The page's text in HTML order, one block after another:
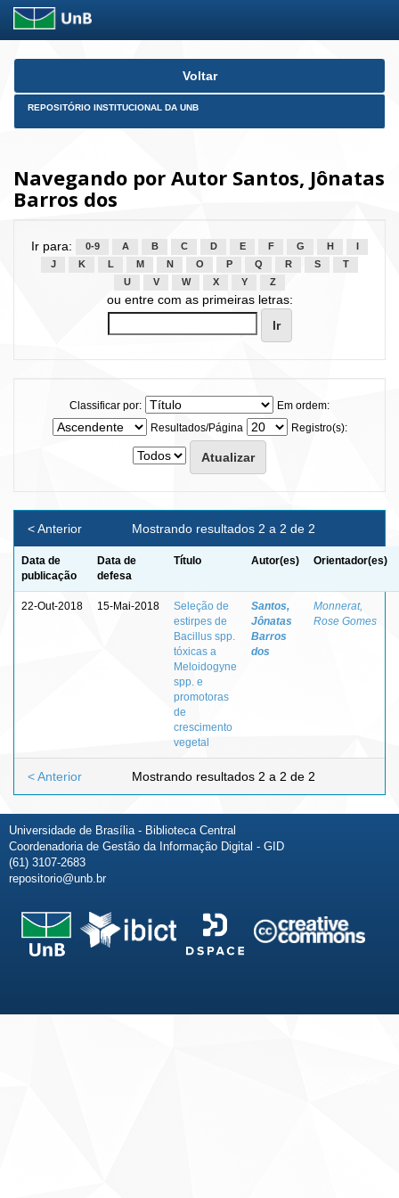
Skip
Voltar
REPOSITÓRIO INSTITUCIONAL DA UNB
Navegando por Autor Santos, Jônatas
Barros dos
Ir para: 0-9 A B C D E F G H
J
K L M N O P Q R S
T
U
V W X Y Z
ou entre com as primeiras letras:
Classificar por:
Em ordem:
Resultados/Página
Registro(s):
Mostrando resultados 2 a 2 de 2
< Anterior
Data de
publicação
Data de
defesa
Título Autor(es) Orientador(es)
22-Out-2018 15-Mai-2018
Seleção de
estirpes de
Bacillus spp.
tóxicas a
Meloidogyne
spp. e
promotoras
de
crescimento
vegetal
Santos,
Jônatas
Barros
dos
Monnerat,
Rose Gomes
Mostrando resultados 2 a 2 de 2
< Anterior
Universidade de Brasília - Biblioteca Central
Coordenadoria de Gestão da Informação Digital - GID
(61) 3107-2683
repositorio@unb.br